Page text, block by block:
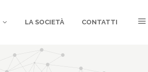
LA SOCIETÀ CONTATTI